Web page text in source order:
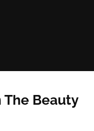
Beauty